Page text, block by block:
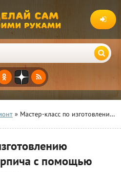
» Мастер-класс по изготовлению декоративного кирпича с помощью потолочного плинтуса
с помощью